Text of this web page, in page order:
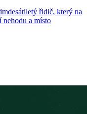
řidič, který na
nehodu a místo